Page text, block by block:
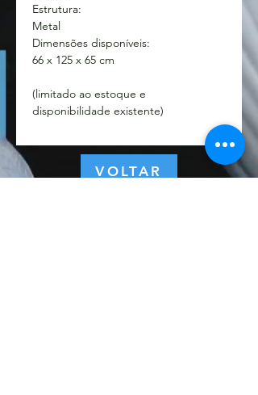
Estrutura:
Metal
Dimensões disponíveis:
66 x 125 x 65 cm
(limitado ao estoque e
disponibilidade existente)
VOLTAR